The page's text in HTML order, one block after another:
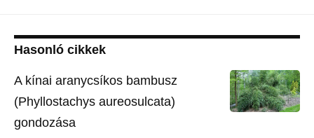
Hasonló cikkek
A kínai aranycsíkos bambusz
(Phyllostachys aureosulcata)
gondozása